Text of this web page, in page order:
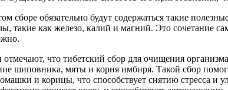
сборе обязательно будут содержаться такие
такие как железо, калий и магний. Это сочетание
что тибетский сбор для очищения
шиповника, мяты и корня имбиря. Такой сбор
и корицы, что способствует снятию стресса